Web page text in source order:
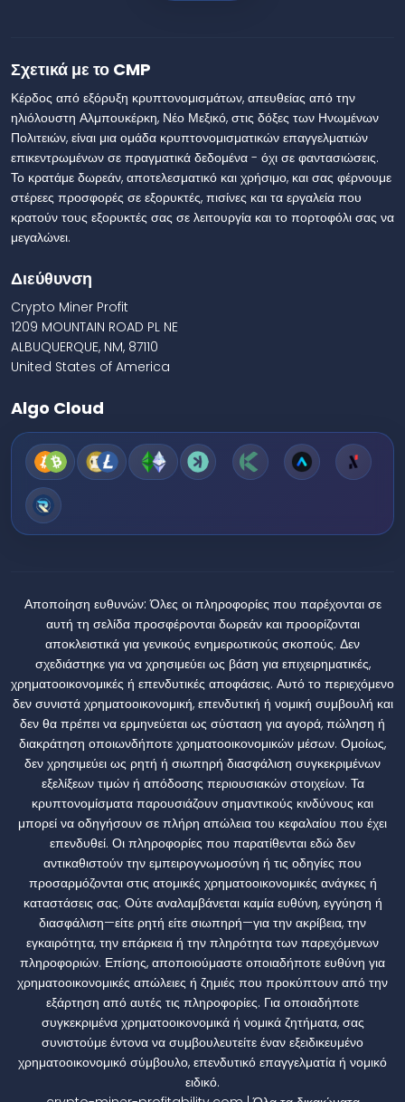
Σχετικά με το CMP
Κέρδος από εξόρυξη κρυπτονομισμάτων, απευθείας από την
ηλιόλουστη Αλμπουκέρκη, Νέο Μεξικό, στις δόξες των Ηνωμένων
Πολιτειών, είναι μια ομάδα κρυπτονομισματικών επαγγελματιών
επικεντρωμένων σε πραγματικά δεδομένα - όχι σε φαντασιώσεις.
Το κρατάμε δωρεάν, αποτελεσματικό και χρήσιμο, και σας φέρνουμε
στέρεες προσφορές σε εξορυκτές, πισίνες και τα εργαλεία που
κρατούν τους εξορυκτές σας σε λειτουργία και το πορτοφόλι σας να
μεγαλώνει.
Διεύθυνση
Crypto Miner Profit
1209 MOUNTAIN ROAD PL NE
ALBUQUERQUE, NM, 87110
United States of America
Algo Cloud
Αποποίηση ευθυνών: Όλες οι πληροφορίες που παρέχονται σε
αυτή τη σελίδα προσφέρονται δωρεάν και προορίζονται
αποκλειστικά για γενικούς ενημερωτικούς σκοπούς. Δεν
σχεδιάστηκε για να χρησιμεύει ως βάση για επιχειρηματικές,
χρηματοοικονομικές ή επενδυτικές αποφάσεις. Αυτό το περιεχόμενο
δεν συνιστά χρηματοοικονομική, επενδυτική ή νομική συμβουλή και
δεν θα πρέπει να ερμηνεύεται ως σύσταση για αγορά, πώληση ή
διακράτηση οποιωνδήποτε χρηματοοικονομικών μέσων. Ομοίως,
δεν χρησιμεύει ως ρητή ή σιωπηρή διασφάλιση συγκεκριμένων
εξελίξεων τιμών ή απόδοσης περιουσιακών στοιχείων. Τα
κρυπτονομίσματα παρουσιάζουν σημαντικούς κινδύνους και
μπορεί να οδηγήσουν σε πλήρη απώλεια του κεφαλαίου που έχει
επενδυθεί. Οι πληροφορίες που παρατίθενται εδώ δεν
αντικαθιστούν την εμπειρογνωμοσύνη ή τις οδηγίες που
προσαρμόζονται στις ατομικές χρηματοοικονομικές ανάγκες ή
καταστάσεις σας. Ούτε αναλαμβάνεται καμία ευθύνη, εγγύηση ή
διασφάλιση—είτε ρητή είτε σιωπηρή—για την ακρίβεια, την
εγκαιρότητα, την επάρκεια ή την πληρότητα των παρεχόμενων
πληροφοριών. Επίσης, αποποιούμαστε οποιαδήποτε ευθύνη για
χρηματοοικονομικές απώλειες ή ζημιές που προκύπτουν από την
εξάρτηση από αυτές τις πληροφορίες. Για οποιαδήποτε
συγκεκριμένα χρηματοοικονομικά ή νομικά ζητήματα, σας
συνιστούμε έντονα να συμβουλευτείτε έναν εξειδικευμένο
χρηματοοικονομικό σύμβουλο, επενδυτικό επαγγελματία ή νομικό
ειδικό.